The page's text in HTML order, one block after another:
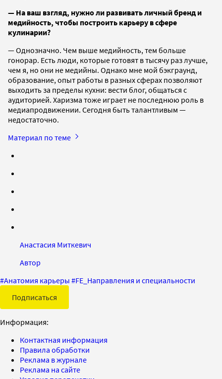
— На ваш взгляд, нужно ли развивать личный бренд и
медийность, чтобы построить карьеру в сфере
кулинарии?
— Однозначно. Чем выше медийность, тем больше
гонорар. Есть люди, которые готовят в тысячу раз лучше,
чем я, но они не медийны. Однако мне мой бэкграунд,
образование, опыт работы в разных сферах позволяют
выходить за пределы кухни: вести блог, общаться с
аудиторией. Харизма тоже играет не последнюю роль в
медиапродвижении. Сегодня быть талантливым —
недостаточно.
Материал по теме
Анастасия Миткевич
Автор
#Анатомия карьеры #FE_Направления и специальности
Подписаться
Информация:
Контактная информация
Правила обработки
Реклама в журнале
Реклама на сайте